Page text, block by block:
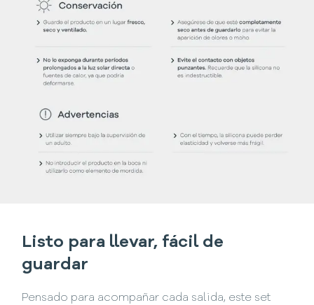
Listo para llevar, fácil de
guardar
Pensado para acompañar cada salida, este set